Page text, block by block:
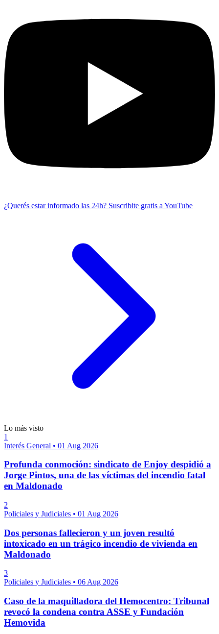
¿Querés estar informado las 24h? Suscribite gratis a YouTube
Lo más visto
1
Interés General • 01 Aug 2026
Profunda conmoción: sindicato de Enjoy despidió a
Jorge Pintos, una de las víctimas del incendio fatal
en Maldonado
2
Policiales y Judiciales • 01 Aug 2026
Dos personas fallecieron y un joven resultó
intoxicado en un trágico incendio de vivienda en
Maldonado
3
Policiales y Judiciales • 06 Aug 2026
Caso de la maquilladora del Hemocentro: Tribunal
revocó la condena contra ASSE y Fundación
Hemovida